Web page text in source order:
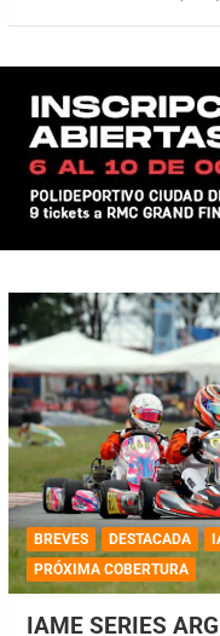
BREVES DESTACADA
PRÓXIMA COBERTURA
IAME SERIES